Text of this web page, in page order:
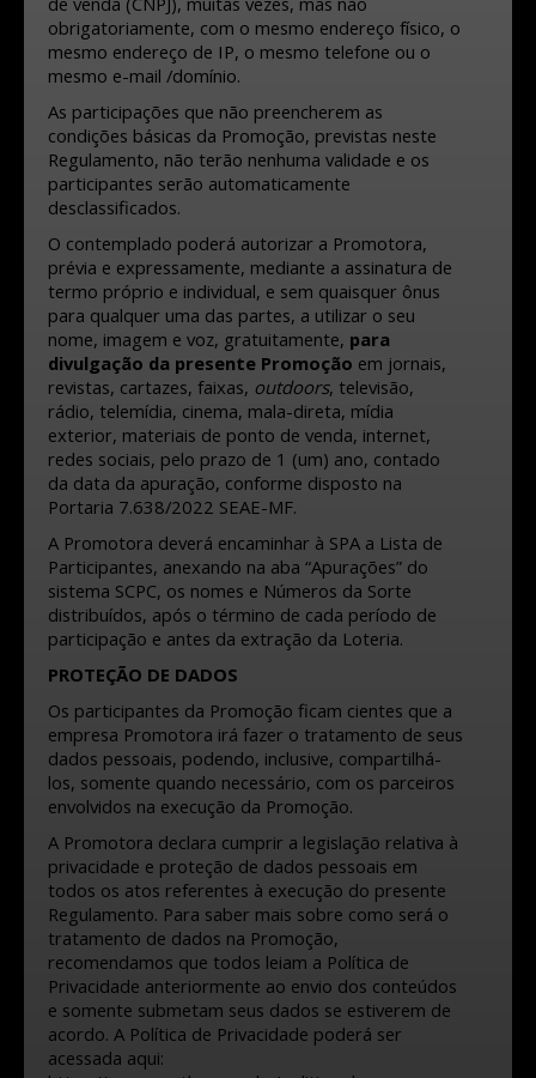
obrigatoriamente, com o mesmo endereço físico, o
mesmo endereço de IP, o mesmo telefone ou o
mesmo e-mail /domínio.
As participações que não preencherem as
condições básicas da Promoção, previstas neste
Regulamento, não terão nenhuma validade e os
participantes serão automaticamente
desclassificados.
O contemplado poderá autorizar a Promotora,
prévia e expressamente, mediante a assinatura de
termo próprio e individual, e sem quaisquer ônus
para qualquer uma das partes, a utilizar o seu
nome, imagem e voz, gratuitamente, para
divulgação da presente Promoção em jornais,
revistas, cartazes, faixas, outdoors, televisão,
rádio, telemídia, cinema, mala-direta, mídia
exterior, materiais de ponto de venda, internet,
redes sociais, pelo prazo de 1 (um) ano, contado
da data da apuração, conforme disposto na
Portaria 7.638/2022 SEAE-MF.
A Promotora deverá encaminhar à SPA a Lista de
Participantes, anexando na aba “Apurações” do
sistema SCPC, os nomes e Números da Sorte
distribuídos, após o término de cada período de
participação e antes da extração da Loteria.
PROTEÇÃO DE DADOS
Os participantes da Promoção ficam cientes que a
empresa Promotora irá fazer o tratamento de seus
dados pessoais, podendo, inclusive, compartilhá-
los, somente quando necessário, com os parceiros
envolvidos na execução da Promoção.
A Promotora declara cumprir a legislação relativa à
privacidade e proteção de dados pessoais em
todos os atos referentes à execução do presente
Regulamento. Para saber mais sobre como será o
tratamento de dados na Promoção,
recomendamos que todos leiam a Política de
Privacidade anteriormente ao envio dos conteúdos
e somente submetam seus dados se estiverem de
acordo. A Política de Privacidade poderá ser
acessada aqui: